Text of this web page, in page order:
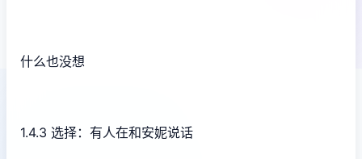
什么也没想
1.4.3 选择：有人在和安妮说话